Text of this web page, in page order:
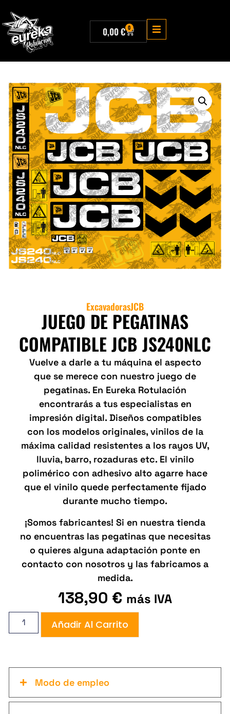
0,00€ 0
ExcavadorasJCB
JUEGO DE PEGATINAS
COMPATIBLE JCB JS240NLC
Vuelve a darle a tu máquina el aspecto
que se merece con nuestro juego de
pegatinas. En Eureka Rotulación
encontrarás a tus especialistas en
impresión digital. Diseños compatibles
con los modelos originales, vinilos de la
máxima calidad resistentes a los rayos UV,
lluvia, barro, rozaduras etc. El vinilo
polimérico con adhesivo alto agarre hace
que el vinilo quede perfectamente fijado
durante mucho tiempo.
¡Somos fabricantes! Si en nuestra tienda
no encuentras las pegatinas que necesitas
o quieres alguna adaptación ponte en
contacto con nosotros y las fabricamos a
medida.
138,90 € más IVA
Añadir Al Carrito
Modo de empleo